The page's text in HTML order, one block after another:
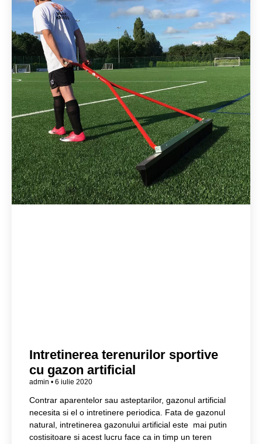
Intretinerea terenurilor sportive
cu gazon artificial
admin 6 iulie 2020
Contrar aparentelor sau asteptarilor, gazonul artificial
necesita si el o intretinere periodica. Fata de gazonul
natural, intretinerea gazonului artificial este mai putin
costisitoare si acest lucru face ca in timp un teren